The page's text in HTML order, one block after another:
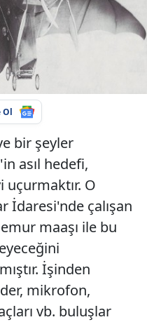
Ol
bir şeyler
asıl hedefi,
uçurmaktır. O
İdaresi'nde çalışan
maaşı ile bu
İşinden
mikrofon,
vb. buluşlar